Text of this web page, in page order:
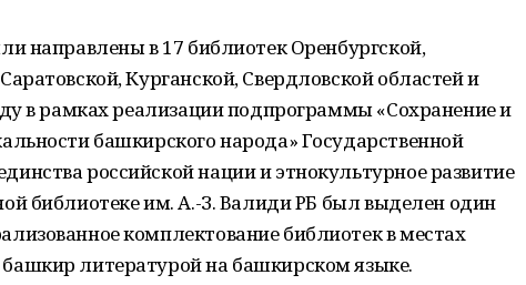
направлены в 17 библиотек Оренбургской,
Курганской, Свердловской областей и
в рамках реализации подпрограммы «Сохранение и
башкирского народа» Государственной
российской нации и этнокультурное развитие
библиотеке им. А.-З. Валиди РБ был выделен один
комплектование библиотек в местах
литературой на башкирском языке.